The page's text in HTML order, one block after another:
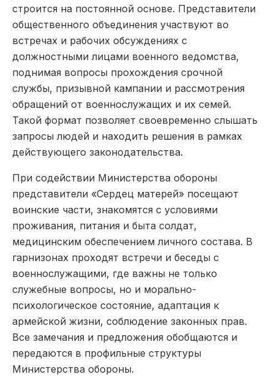
строится на постоянной основе. Представители
общественного объединения участвуют во
встречах и рабочих обсуждениях с
должностными лицами военного ведомства,
поднимая вопросы прохождения срочной
службы, призывной кампании и рассмотрения
обращений от военнослужащих и их семей.
Такой формат позволяет своевременно слышать
запросы людей и находить решения в рамках
действующего законодательства.
При содействии Министерства обороны
представители «Сердец матерей» посещают
воинские части, знакомятся с условиями
проживания, питания и быта солдат,
медицинским обеспечением личного состава. В
гарнизонах проходят встречи и беседы с
военнослужащими, где важны не только
служебные вопросы, но и морально-
психологическое состояние, адаптация к
армейской жизни, соблюдение законных прав.
Все замечания и предложения обобщаются и
передаются в профильные структуры
Министерства обороны.